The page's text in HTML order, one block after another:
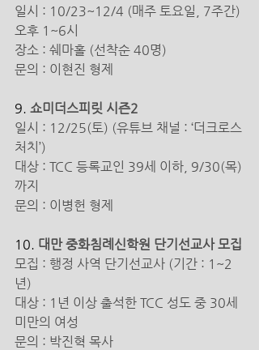
일시 : 10/23~12/4 (매주 토요일, 7주간)
오후 1~6시
장소 : 쉐마홀 (선착순 40명)
문의 : 이현진 형제
9. 쇼미더스피릿 시즌2
일시 : 12/25(토) (유튜브 채널 : ‘더크로스
처치’)
대상 : TCC 등록교인 39세 이하, 9/30(목)
까지
문의 : 이병헌 형제
10. 대만 중화침례신학원 단기선교사 모집
모집 : 행정 사역 단기선교사 (기간 : 1~2
년)
대상 : 1년 이상 출석한 TCC 성도 중 30세
미만의 여성
문의 : 박진혁 목사